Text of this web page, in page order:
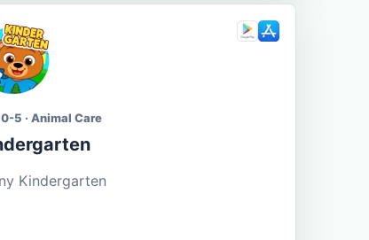
0-5 · Animal Care
Kindergarten